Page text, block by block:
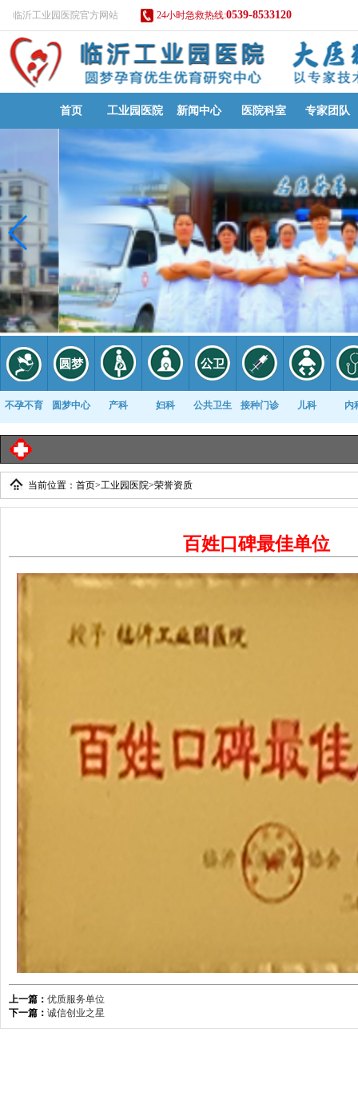
临沂工业园医院官方网站 24小时急救热线:0539-8533120
首页 工业园医院 新闻中心 医院科室 专家团队
不孕不育 圆梦中心 产科 妇科 公共卫生 接种门诊 儿科 内
康复科
当前位置： 首页>工业园医院>荣誉资质
百姓口碑最佳单位
上一篇： 优质服务单位
下一篇： 诚信创业之星